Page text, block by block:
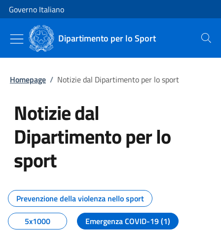
Vai al contenuto
Vai alla navigazione del sito
Governo Italiano
Dipartimento per lo Sport Cerca
Homepage / Notizie dal Dipartimento per lo sport
Notizie dal
Dipartimento per lo
sport
Tutti i contenuti della pagina
Prevenzione della violenza nello sport
5x1000
Emergenza COVID-19 (1)